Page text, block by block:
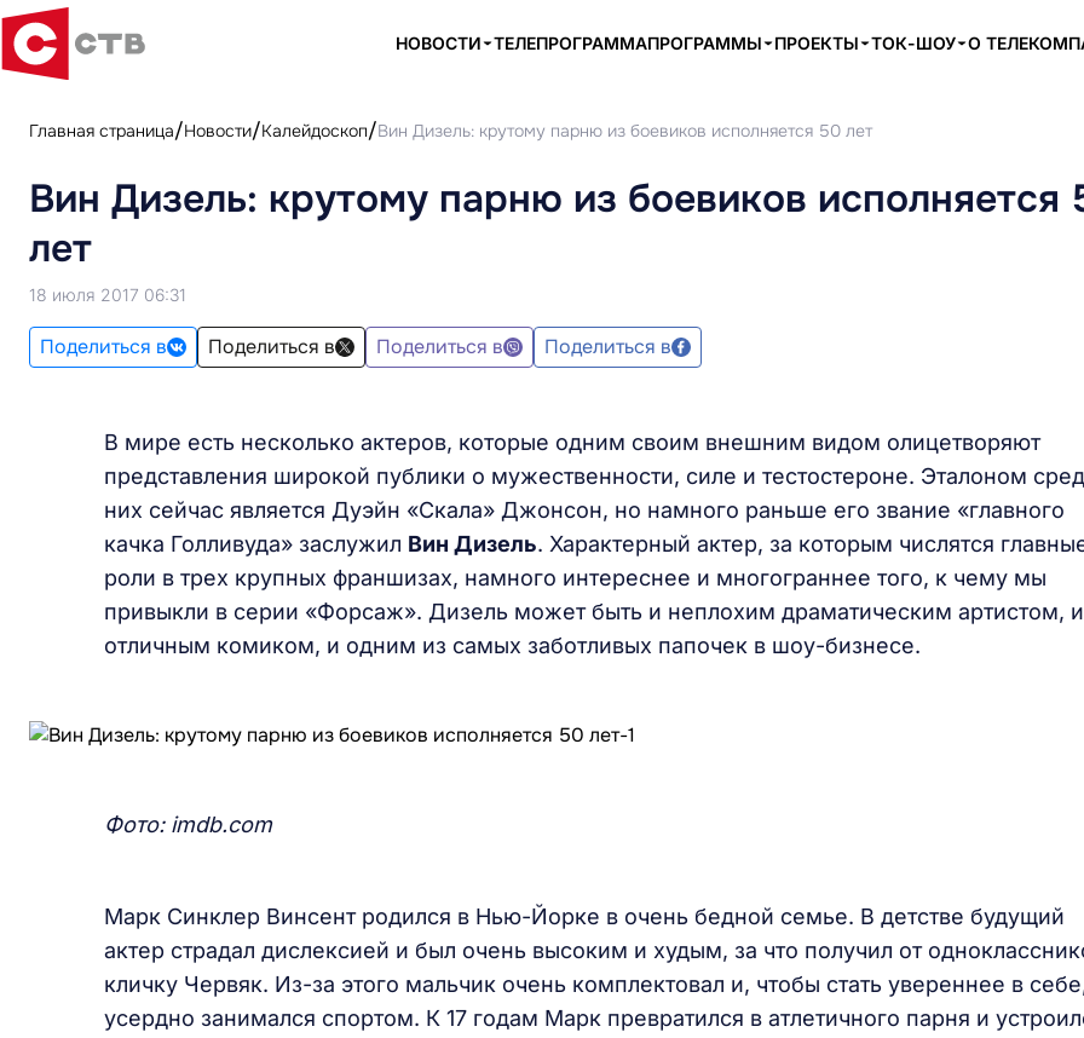
НОВОСТИ ТЕЛЕПРОГРАММАПРОГРАММЫ ПРОЕКТЫ ТОК-ШОУ О
Главная страница Новости Калейдоскоп Вин Дизель: крутому парню из боевиков исполняется 50 лет
Вин Дизель: крутому парню из боевиков исполняется
лет
18 июля 2017 06:31
Поделиться в Поделиться в Поделиться в Поделиться в
В мире есть несколько актеров, которые одним своим внешним видом олицетворяют
представления широкой публики о мужественности, силе и тестостероне. Эталоном
них сейчас является Дуэйн «Скала» Джонсон, но намного раньше его звание «главного
качка Голливуда» заслужил Вин Дизель. Характерный актер, за которым числятся
роли в трех крупных франшизах, намного интереснее и многограннее того, к чему мы
привыкли в серии «Форсаж». Дизель может быть и неплохим драматическим артистом, и
отличным комиком, и одним из самых заботливых папочек в шоу-бизнесе.
Фото: imdb.com
Марк Синклер Винсент родился в Нью-Йорке в очень бедной семье. В детстве будущий
актер страдал дислексией и был очень высоким и худым, за что получил от
кличку Червяк. Из-за этого мальчик очень комплектовал и, чтобы стать увереннее в
усердно занимался спортом. К 17 годам Марк превратился в атлетичного парня и